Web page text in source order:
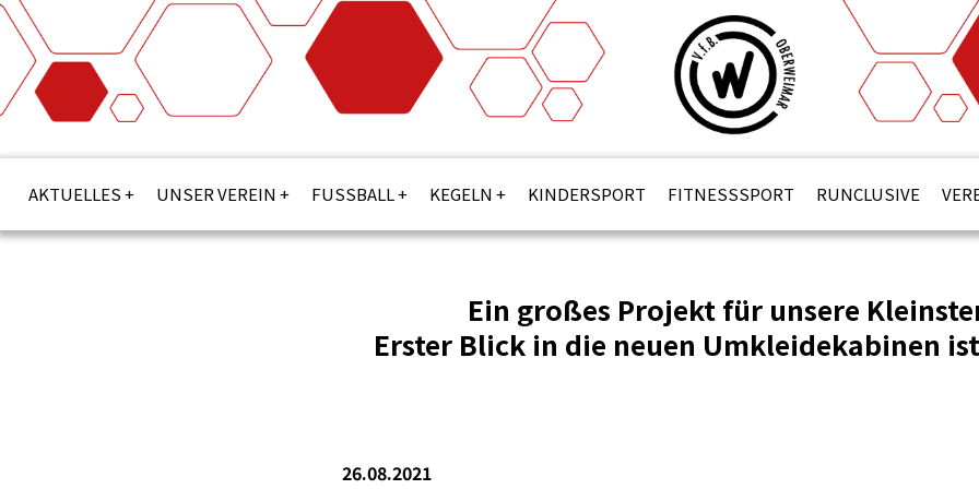
AKTUELLES UNSER VEREIN FUSSBALL KEGELN KINDERSPORT FITNESSSPORT RUNCLUSIVE
Ein großes Projekt für unsere
Erster Blick in die neuen Umkleidekabinen
26.08.2021